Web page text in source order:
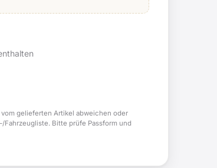
gelieferten Artikel abweichen oder
Bitte prüfe Passform und